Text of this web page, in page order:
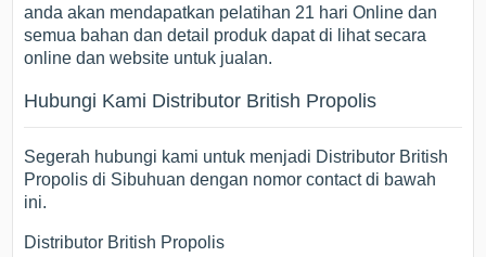
anda akan mendapatkan pelatihan 21 hari Online dan
semua bahan dan detail produk dapat di lihat secara
online dan website untuk jualan.
Hubungi Kami Distributor British Propolis
Segerah hubungi kami untuk menjadi Distributor British
Propolis di Sibuhuan dengan nomor contact di bawah
ini.
Distributor British Propolis